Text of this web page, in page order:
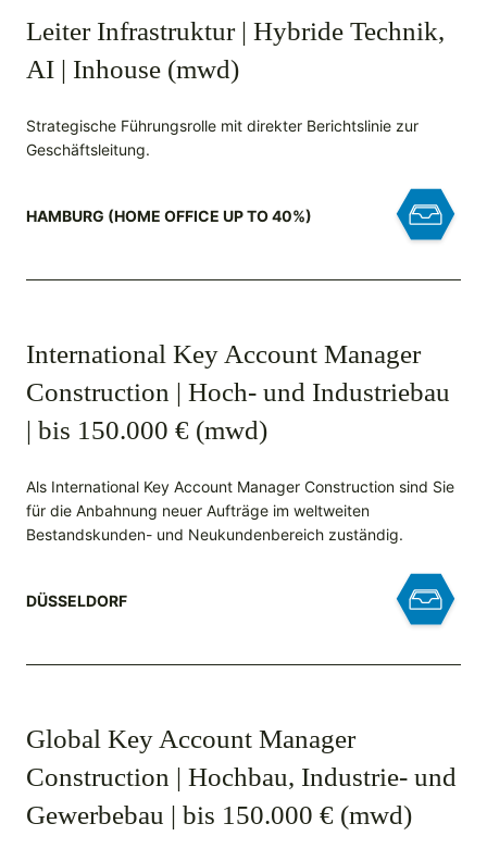
Leiter Infrastruktur | Hybride Technik,
AI | Inhouse (mwd)
Strategische Führungsrolle mit direkter Berichtslinie zur
Geschäftsleitung.
HAMBURG (HOME OFFICE UP TO 40%)
International Key Account Manager
Construction | Hoch- und Industriebau
| bis 150.000 € (mwd)
Als International Key Account Manager Construction sind Sie
für die Anbahnung neuer Aufträge im weltweiten
Bestandskunden- und Neukundenbereich zuständig.
DÜSSELDORF
Global Key Account Manager
Construction | Hochbau, Industrie- und
Gewerbebau | bis 150.000 € (mwd)